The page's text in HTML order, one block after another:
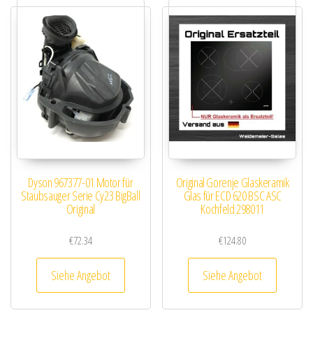
Dyson 967377-01 Motor für
Staubsauger Serie Cy23 BigBall
Original
€72.34
Siehe Angebot
Original Gorenje Glaskeramik
Glas für ECD 620 BSC ASC
Kochfeld 298011
€124.80
Siehe Angebot